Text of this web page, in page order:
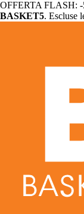
OFFERTA FLASH: -
BASKET5. Escluse